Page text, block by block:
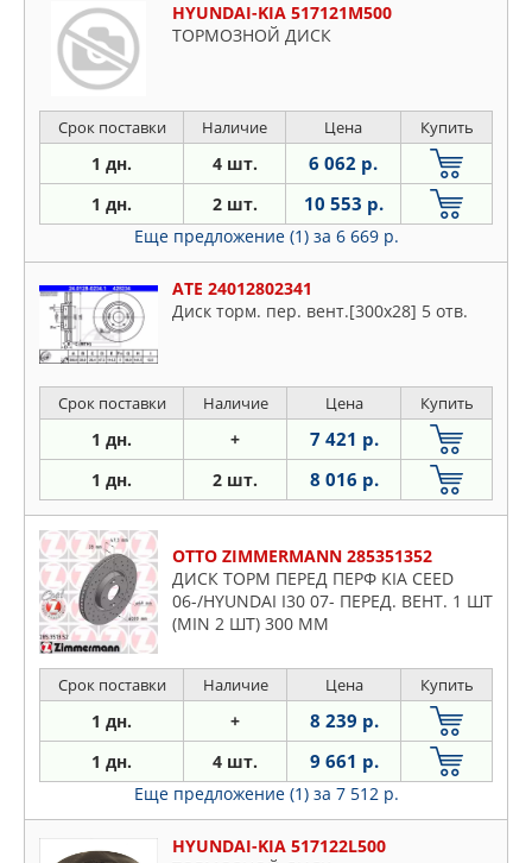
HYUNDAI-KIA 517121M500
ТОРМОЗНОЙ ДИСК
Срок поставки Наличие Цена Купить
1 дн. 4 шт. 6 062 р.
1 дн. 2 шт. 10 553 р.
Еще предложение (1) за 6 669 р.
ATE 24012802341
Диск торм. пер. вент.[300x28] 5 отв.
Срок поставки Наличие Цена Купить
1 дн. + 7 421 р.
1 дн. 2 шт. 8 016 р.
OTTO ZIMMERMANN 285351352
ДИСК ТОРМ ПЕРЕД ПЕРФ KIA CEED
06-/HYUNDAI I30 07- ПЕРЕД. ВЕНТ. 1 ШТ
(MIN 2 ШТ) 300 ММ
Срок поставки Наличие Цена Купить
1 дн. + 8 239 р.
1 дн. 4 шт. 9 661 р.
Еще предложение (1) за 7 512 р.
HYUNDAI-KIA 517122L500